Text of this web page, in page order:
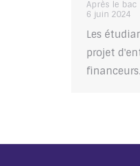
Après le bac
6 juin 2024
Les
projet